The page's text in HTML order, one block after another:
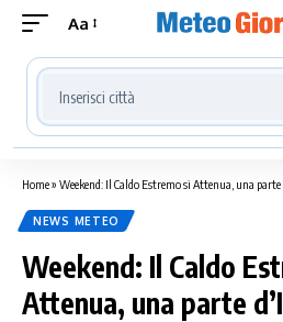
Aa
Cerca località meteo
Home» Weekend: Il Caldo Estremo si Attenua, una parte
NEWS METEO
Weekend: Il Caldo
Attenua, una parte